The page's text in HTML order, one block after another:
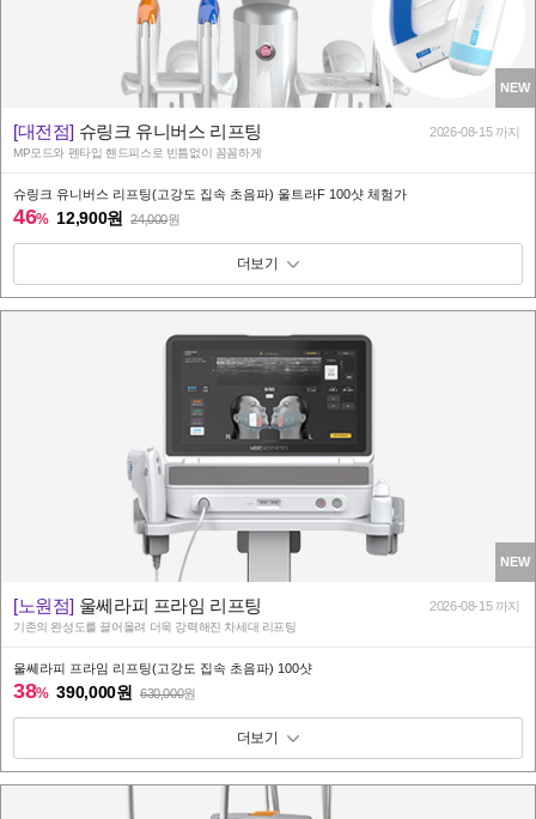
NEW
[대전점] 슈링크 유니버스 리프팅 2026-08-15 까지
MP모드와 펜타입 핸드피스로 빈틈없이 꼼꼼하게
슈링크 유니버스 리프팅(고강도 집속 초음파) 울트라F 100샷 체험가
46% 12,900원 24,000원
패키지 보기 토글
NEW
[노원점] 울쎄라피 프라임 리프팅 2026-08-15 까지
기존의 완성도를 끌어올려 더욱 강력해진 차세대 리프팅
울쎄라피 프라임 리프팅(고강도 집속 초음파) 100샷
38% 390,000원 630,000원
패키지 보기 토글